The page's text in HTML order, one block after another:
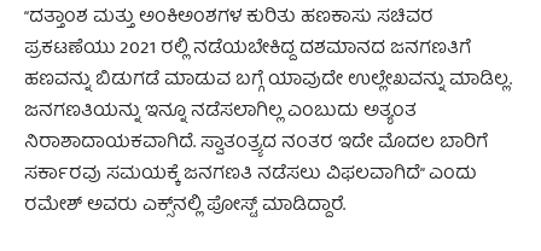
“ದತ್ತಾಂಶ ಮತ್ತು ಅಂಕಿಅಂಶಗಳ ಕುರಿತು ಹಣಕಾಸು ಸಚಿವರ
ಪ್ರಕಟಣೆಯು 2021 ರಲ್ಲಿ ನಡೆಯಬೇಕಿದ್ದ ದಶಮಾನದ ಜನಗಣತಿಗೆ
ಹಣವನ್ನು ಬಿಡುಗಡೆ ಮಾಡುವ ಬಗ್ಗೆ ಯಾವುದೇ ಉಲ್ಲೇಖವನ್ನು ಮಾಡಿಲ್ಲ.
ಜನಗಣತಿಯನ್ನು ಇನ್ನೂ ನಡೆಸಲಾಗಿಲ್ಲ ಎಂಬುದು ಅತ್ಯಂತ
ನಿರಾಶಾದಾಯಕವಾಗಿದೆ. ಸ್ವಾತಂತ್ರ್ಯದ ನಂತರ ಇದೇ ಮೊದಲ ಬಾರಿಗೆ
ಸರ್ಕಾರವು ಸಮಯಕ್ಕೆ ಜನಗಣತಿ ನಡೆಸಲು ವಿಫಲವಾಗಿದೆ” ಎಂದು
ರಮೇಶ್ ಅವರು ಎಕ್ಸ್‌ನಲ್ಲಿ ಪೋಸ್ಟ್‌ ಮಾಡಿದ್ದಾರೆ.